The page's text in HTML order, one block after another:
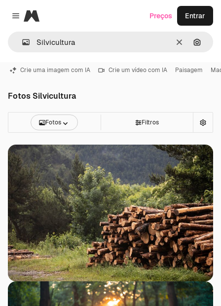
Close menu
Magnific
Limpar
Preços Entrar
Crie uma imagem com IA Crie um vídeo com IA Paisagem
Fotos Silvicultura
Fotos Filtros